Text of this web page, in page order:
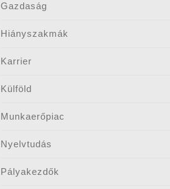
Gazdaság
Hiányszakmák
Karrier
Külföld
Munkaerőpiac
Nyelvtudás
Pályakezdők